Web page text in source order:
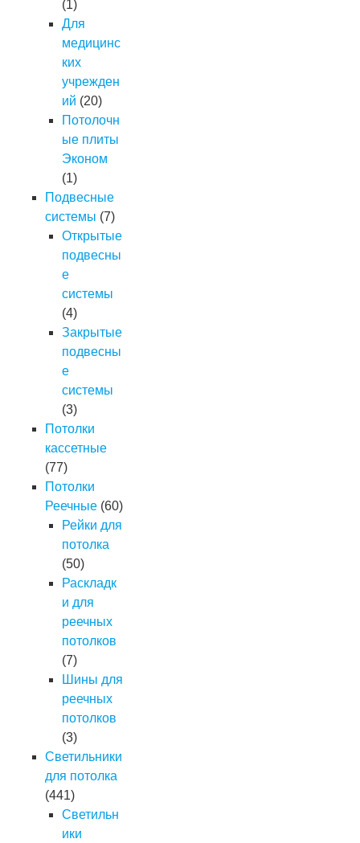
(1)
Для
медицинс
ких
учрежден
ий (20)
Потолочн
ые плиты
Эконом
(1)
Подвесные
системы (7)
Открытые
подвесны
е
системы
(4)
Закрытые
подвесны
е
системы
(3)
Потолки
кассетные
(77)
Потолки
Реечные (60)
Рейки для
потолка
(50)
Раскладк
и для
реечных
потолков
(7)
Шины для
реечных
потолков
(3)
Светильники
для потолка
(441)
Светильн
ики